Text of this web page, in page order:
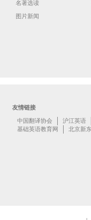
名著选读
图片新闻